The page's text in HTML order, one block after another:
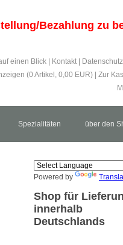
Bezahlung zu
einen Blick Kontakt
(0 Artikel, 0,00 EUR)
Zur
Spezialitäten über den
Powered by
Shop für
innerhalb
Deutschlands